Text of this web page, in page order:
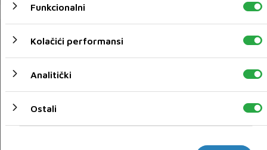
Funkcionalni
Kolačići performansi
Analitički
Ostali